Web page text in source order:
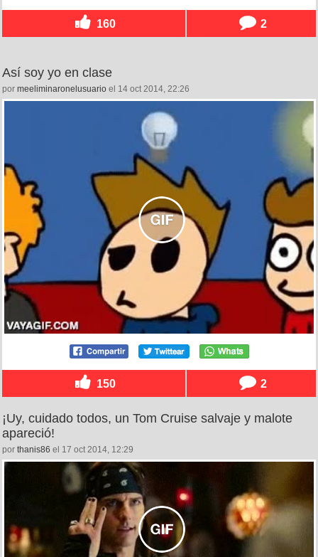
160 2
Así soy yo en clase
por meeliminaronelusuario el 14 oct 2014, 22:26
150 2
¡Uy, cuidado todos, un Tom Cruise salvaje y malote
apareció!
por thanis86 el 17 oct 2014, 12:29